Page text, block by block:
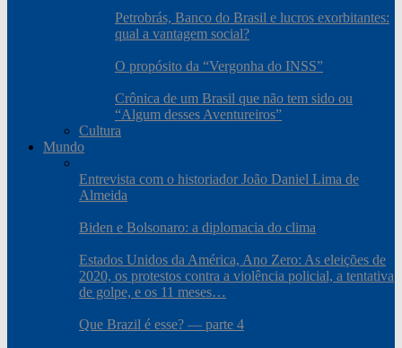
Petrobrás, Banco do Brasil e lucros exorbitantes:
qual a vantagem social?
O propósito da “Vergonha do INSS”
Crônica de um Brasil que não tem sido ou
“Algum desses Aventureiros”
Cultura
Mundo
Entrevista com o historiador João Daniel Lima de
Almeida
Biden e Bolsonaro: a diplomacia do clima
Estados Unidos da América, Ano Zero: As eleições de
2020, os protestos contra a violência policial, a tentativa
de golpe, e os 11 meses…
Que Brazil é esse? — parte 4